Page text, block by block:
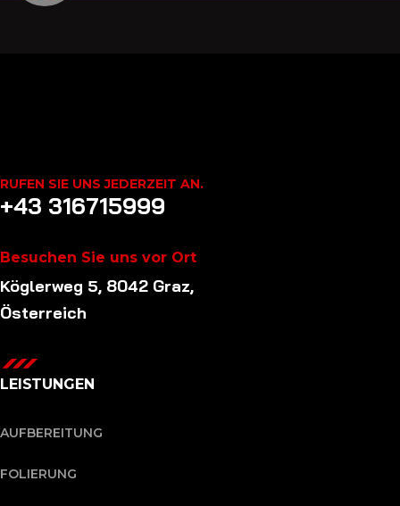
RUFEN SIE UNS JEDERZEIT AN.
+43 316715999
Besuchen Sie uns vor Ort
Köglerweg 5, 8042 Graz,
Österreich
LEISTUNGEN
AUFBEREITUNG
FOLIERUNG